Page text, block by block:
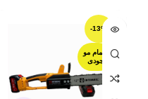
-13%
اتمام مو
جودی